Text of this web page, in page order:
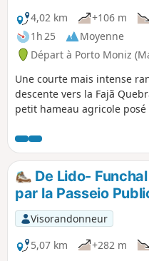
4,02 km
+106 m
1h 25
Moyenne
Départ à Porto Moniz
Une courte mais intense
descente vers la Fajã
petit hameau agricole
au bord de l'océan et au
falaises d'Achadas da
en téléphérique (payante,
vous donnera également
sensations !
De Lido-
par la Passeio
Visorandonneur
5,07 km
+282 m